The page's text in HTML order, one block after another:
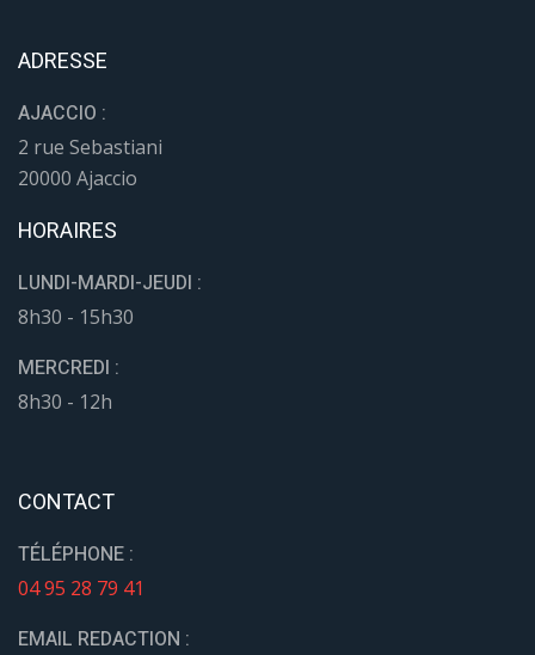
ADRESSE
AJACCIO :
2 rue Sebastiani
20000 Ajaccio
HORAIRES
LUNDI-MARDI-JEUDI :
8h30 - 15h30
MERCREDI :
8h30 - 12h
CONTACT
TÉLÉPHONE :
04 95 28 79 41
EMAIL REDACTION :